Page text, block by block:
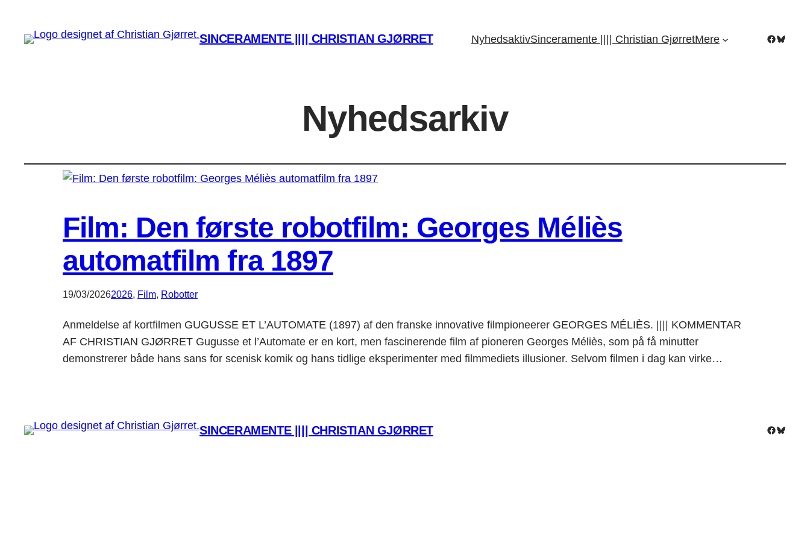
SINCERAMENTE |||| CHRISTIAN GJØRRET NyhedsaktivSinceramente |||| Christian GjørretMere Facebook
Bluesky
Nyhedsarkiv
Film: Den første robotfilm: Georges Méliès
automatfilm fra 1897
19/03/20262026, Film, Robotter
Anmeldelse af kortfilmen GUGUSSE ET L’AUTOMATE (1897) af den franske innovative filmpioneerer GEORGES MÉLIÈS. |||| KOMMENTAR
AF CHRISTIAN GJØRRET Gugusse et l’Automate er en kort, men fascinerende film af pioneren Georges Méliès, som på få minutter
demonstrerer både hans sans for scenisk komik og hans tidlige eksperimenter med filmmediets illusioner. Selvom filmen i dag kan virke…
SINCERAMENTE |||| CHRISTIAN GJØRRET Facebook
Bluesky